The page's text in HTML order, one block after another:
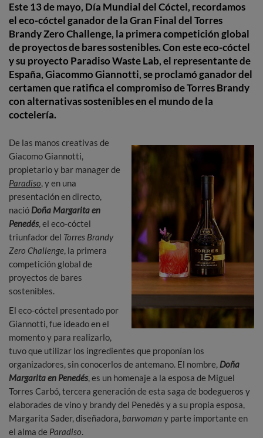
Este 13 de mayo, Día Mundial del Cóctel, recordamos
el eco-cóctel ganador de la Gran Final del Torres
Brandy Zero Challenge, la primera competición global
de proyectos de bares sostenibles. Con este eco-cóctel
y su proyecto Paradiso Waste Lab, el representante de
España, Giacommo Giannotti, se proclamó ganador del
certamen que ratifica el compromiso de Torres Brandy
con alternativas sostenibles en el mundo de la
coctelería.
De las manos creativas de
Giacomo Giannotti,
propietario y bar manager de
Paradiso, y en una
presentación en directo,
nació Doña Margarita en
Penedés, el eco-cóctel
triunfador del Torres Brandy
Zero Challenge, la primera
competición global de
proyectos de bares
sostenibles.
El eco-cóctel presentado por
Giannotti, fue ideado en el
momento y para realizarlo,
tuvo que utilizar los ingredientes que proponían los
organizadores, sin conocerlos de antemano. El nombre, Doña
Margarita en Penedés, es un homenaje a la esposa de Miguel
Torres Carbó, tercera generación de esta saga de bodegueros y
elaborades de vino y brandy del Penedès y a su propia esposa,
Margarita Sader, diseñadora,barwoman y parte importante en
el alma de Paradiso.